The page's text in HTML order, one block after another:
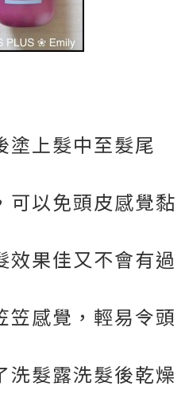
塗上髮中至髮尾
可以免頭皮感覺黏
效果佳又不會有過
笠感覺，輕易令頭
洗髮露洗髮後乾燥